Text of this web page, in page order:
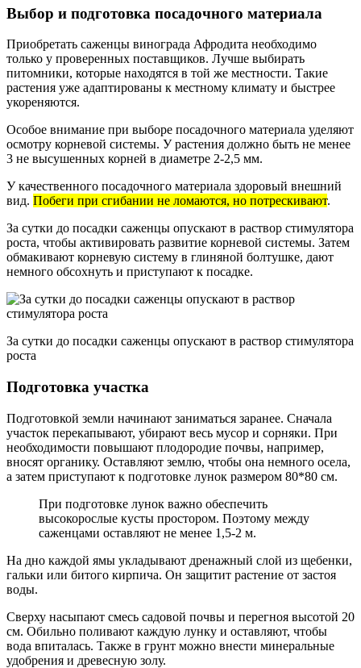
Выбор и подготовка посадочного материала
Приобретать саженцы винограда Афродита необходимо
только у проверенных поставщиков. Лучше выбирать
питомники, которые находятся в той же местности. Такие
растения уже адаптированы к местному климату и быстрее
укореняются.
Особое внимание при выборе посадочного материала уделяют
осмотру корневой системы. У растения должно быть не менее
3 не высушенных корней в диаметре 2-2,5 мм.
У качественного посадочного материала здоровый внешний
вид. Побеги при сгибании не ломаются, но потрескивают.
За сутки до посадки саженцы опускают в раствор стимулятора
роста, чтобы активировать развитие корневой системы. Затем
обмакивают корневую систему в глиняной болтушке, дают
немного обсохнуть и приступают к посадке.
За сутки до посадки саженцы опускают в раствор стимулятора
роста
Подготовка участка
Подготовкой земли начинают заниматься заранее. Сначала
участок перекапывают, убирают весь мусор и сорняки. При
необходимости повышают плодородие почвы, например,
вносят органику. Оставляют землю, чтобы она немного осела,
а затем приступают к подготовке лунок размером 80*80 см.
При подготовке лунок важно обеспечить
высокорослые кусты простором. Поэтому между
саженцами оставляют не менее 1,5-2 м.
На дно каждой ямы укладывают дренажный слой из щебенки,
гальки или битого кирпича. Он защитит растение от застоя
воды.
Сверху насыпают смесь садовой почвы и перегноя высотой 20
см. Обильно поливают каждую лунку и оставляют, чтобы
вода впиталась. Также в грунт можно внести минеральные
удобрения и древесную золу.